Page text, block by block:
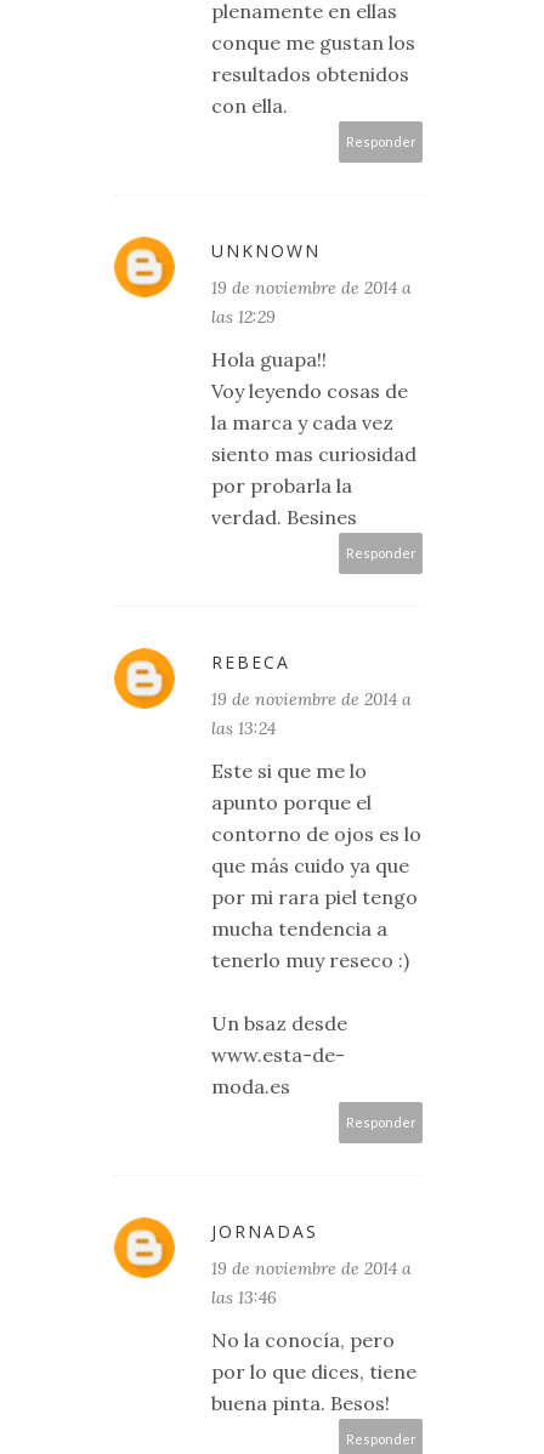
plenamente en ellas
conque me gustan los
resultados obtenidos
con ella.
Responder
UNKNOWN
19 de noviembre de 2014 a
las 12:29
Hola guapa!!
Voy leyendo cosas de
la marca y cada vez
siento mas curiosidad
por probarla la
verdad. Besines
Responder
REBECA
19 de noviembre de 2014 a
las 13:24
Este si que me lo
apunto porque el
contorno de ojos es lo
que más cuido ya que
por mi rara piel tengo
mucha tendencia a
tenerlo muy reseco :)
Un bsaz desde
www.esta-de-
moda.es
Responder
JORNADAS
19 de noviembre de 2014 a
las 13:46
No la conocía, pero
por lo que dices, tiene
buena pinta. Besos!
Responder